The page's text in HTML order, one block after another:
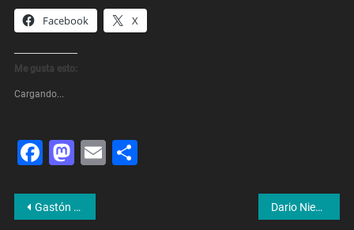
Facebook X
Me gusta esto:
Cargando...
Facebook
Mastodon
EmailShare
Navegación
Gastón Burlón: «De a poco vamos volviendo a la normalidad, por suerte está saliendo todo bien» Dario Niewiadomski: «Si se detecta tempranamente, tenemos más del 90% de posibilidades de curación»